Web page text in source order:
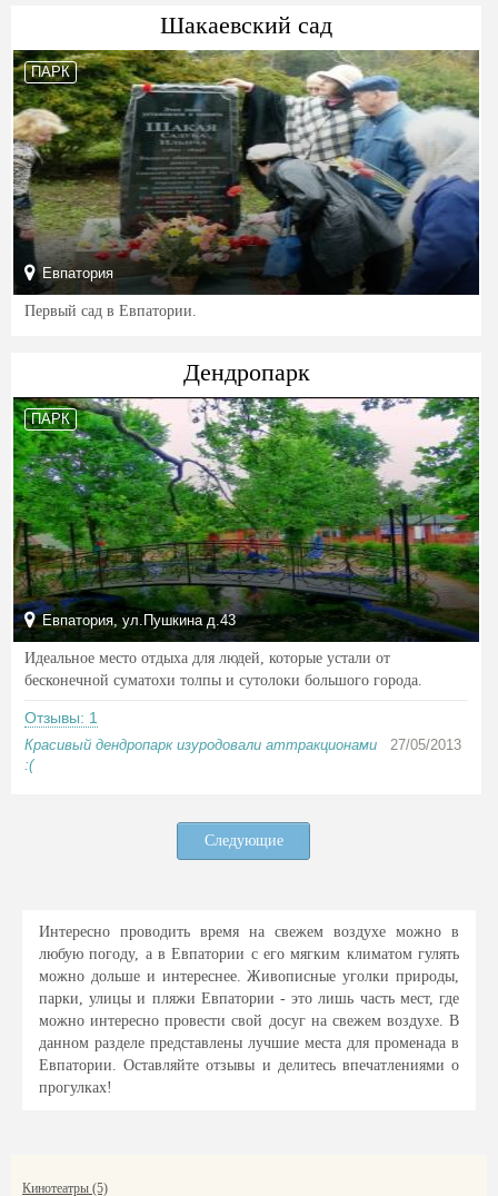
Шакаевский сад
ПАРК
Евпатория
Первый сад в Евпатории.
Дендропарк
ПАРК
Евпатория, ул.Пушкина д.43
Идеальное место отдыха для людей, которые устали от
бесконечной суматохи толпы и сутолоки большого города.
Отзывы: 1
Красивый дендропарк изуродовали аттракционами
:(
27/05/2013
Следующие
Интересно проводить время на свежем воздухе можно в
любую погоду, а в Евпатории с его мягким климатом гулять
можно дольше и интереснее. Живописные уголки природы,
парки, улицы и пляжи Евпатории - это лишь часть мест, где
можно интересно провести свой досуг на свежем воздухе. В
данном разделе представлены лучшие места для променада в
Евпатории. Оставляйте отзывы и делитесь впечатлениями о
прогулках!
Кинотеатры (5)